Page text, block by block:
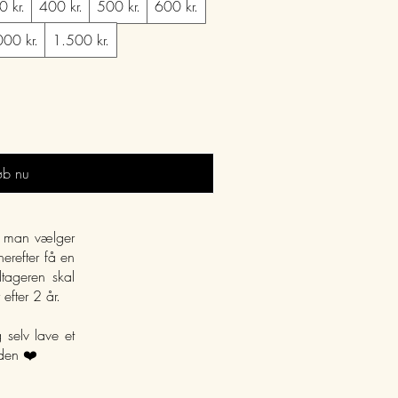
kr. 400 kr. 500 kr.
600 kr.
kr.
1.500 kr.
nu
vælger
få en
skal
2 år.
selv lave et
❤️